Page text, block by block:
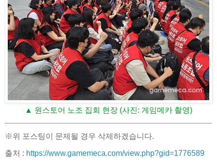
▲ 원스토어 노조 집회 현장 (사진: 게임메카 촬영)
※위 포스팅이 문제될 경우 삭제하겠습니다.
출처 : https://www.gamemeca.com/view.php?gid=1776589